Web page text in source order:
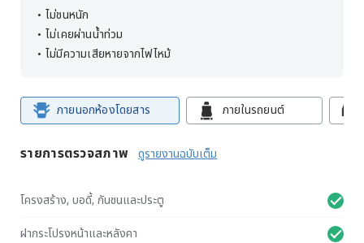
ไม่ชนหนัก
ไม่เคยผ่านน้ำท่วม
ไม่มีความเสียหายจากไฟไหม้
ภายนอกห้องโดยสาร ภายในรถยนต์
รายการตรวจสภาพ ดูรายงานฉบับเต็ม
โครงสร้าง, บอดี้, กันชนและประตู
ฝากระโปรงหน้าและหลังคา